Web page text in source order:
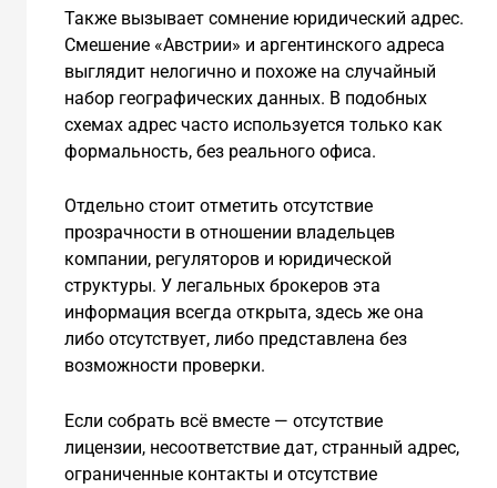
Также вызывает сомнение юридический адрес.
Смешение «Австрии» и аргентинского адреса
выглядит нелогично и похоже на случайный
набор географических данных. В подобных
схемах адрес часто используется только как
формальность, без реального офиса.
Отдельно стоит отметить отсутствие
прозрачности в отношении владельцев
компании, регуляторов и юридической
структуры. У легальных брокеров эта
информация всегда открыта, здесь же она
либо отсутствует, либо представлена без
возможности проверки.
Если собрать всё вместе — отсутствие
лицензии, несоответствие дат, странный адрес,
ограниченные контакты и отсутствие